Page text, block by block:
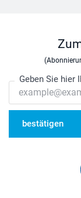
Geben Sie hier
bestätigen